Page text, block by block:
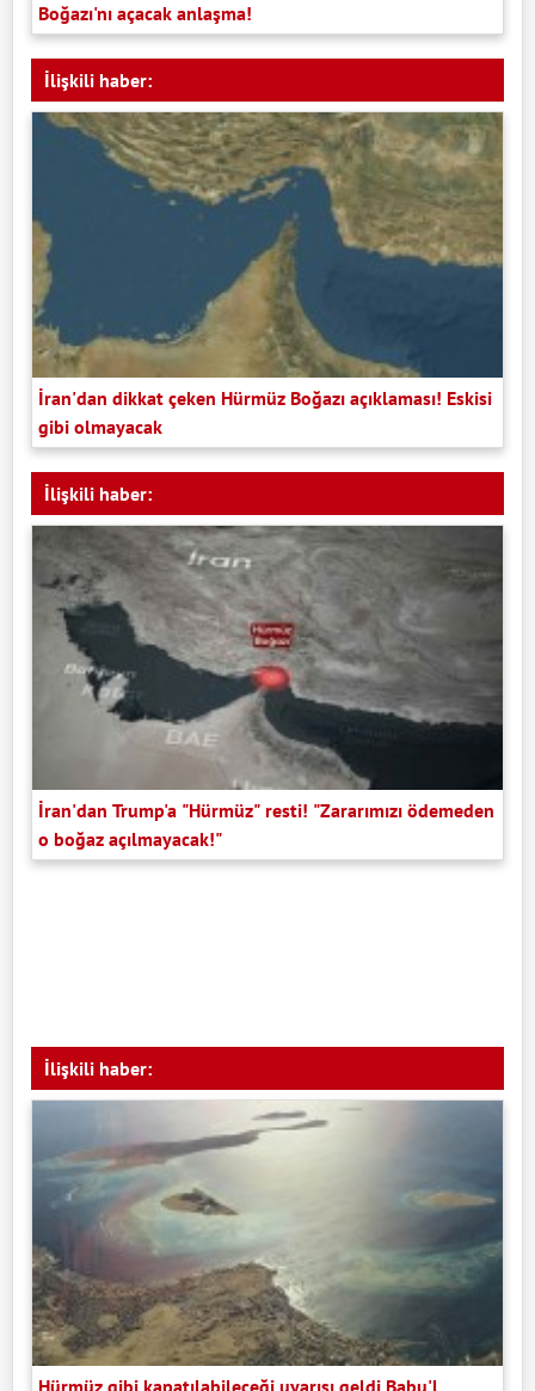
Boğazı'nı açacak anlaşma!
İlişkili haber:
İran'dan dikkat çeken Hürmüz Boğazı açıklaması! Eskisi
gibi olmayacak
İlişkili haber:
İran'dan Trump'a "Hürmüz" resti! "Zararımızı ödemeden
o boğaz açılmayacak!"
İlişkili haber:
Hürmüz gibi kapatılabileceği uyarısı geldi Babu'l